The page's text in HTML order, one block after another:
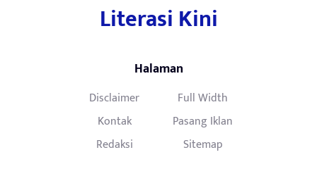
Literasi Kini
Halaman
Disclaimer
Full Width
Kontak
Pasang Iklan
Redaksi
Sitemap